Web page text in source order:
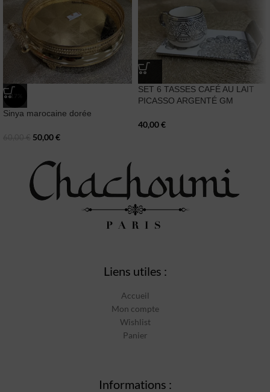
-17%
Sinya marocaine dorée
50,00€
SET 6 TASSES CAFÉ AU LAIT
PICASSO ARGENTÉ GM
40,00€
Liens utiles :
Accueil
Mon compte
Wishlist
Panier
Informations :